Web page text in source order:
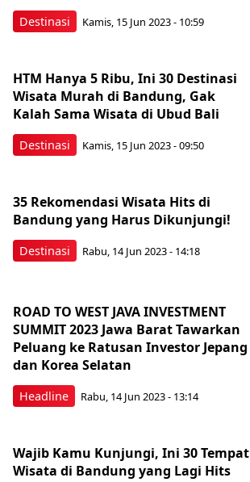
Destinasi Kamis, 15 Jun 2023 - 10:59
Destinasi
HTM Hanya 5 Ribu, Ini 30 Destinasi
Wisata Murah di Bandung, Gak
Kalah Sama Wisata di Ubud Bali
Kamis, 15 Jun 2023 - 09:50
Destinasi
35 Rekomendasi Wisata Hits di
Bandung yang Harus Dikunjungi!
Rabu, 14 Jun 2023 - 14:18
Headline
ROAD TO WEST JAVA INVESTMENT
SUMMIT 2023 Jawa Barat Tawarkan
Peluang ke Ratusan Investor Jepang
dan Korea Selatan
Rabu, 14 Jun 2023 - 13:14
Wajib Kamu Kunjungi, Ini 30 Tempat
Wisata di Bandung yang Lagi Hits